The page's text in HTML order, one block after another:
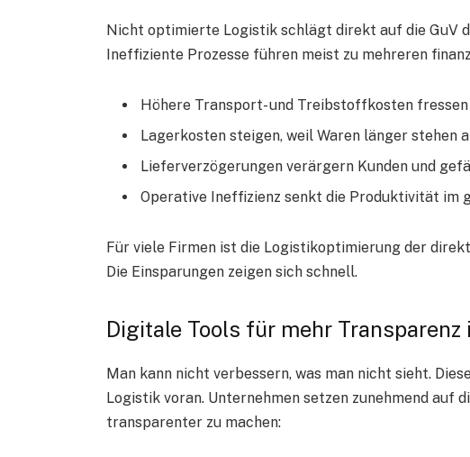
Nicht optimierte Logistik schlägt direkt auf die GuV
Ineffiziente Prozesse führen meist zu mehreren
Höhere Transport- und Treibstoffkosten
Lagerkosten steigen, weil Waren länger stehen
Lieferverzögerungen verärgern Kunden und
Operative Ineffizienz senkt die Produktivität im
Für viele Firmen ist die Logistikoptimierung der
Die Einsparungen zeigen sich schnell.
Digitale Tools für mehr
Man kann nicht verbessern, was man nicht sieht.
Logistik voran. Unternehmen setzen zunehmend auf
transparenter zu machen: